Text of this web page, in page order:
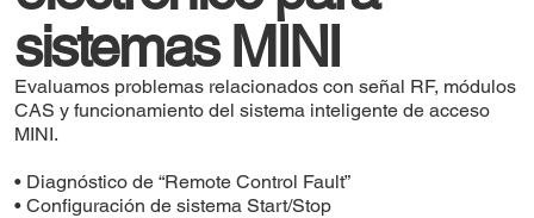
sistemas MINI
Evaluamos problemas relacionados con señal RF, módulos
CAS y funcionamiento del sistema inteligente de acceso
MINI.
• Diagnóstico de “Remote Control Fault”
• Configuración de sistema Start/Stop